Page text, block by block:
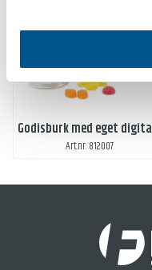
Art.nr: 812007